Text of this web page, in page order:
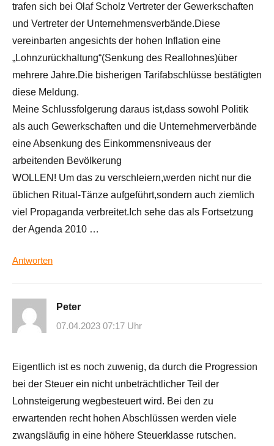
trafen sich bei Olaf Scholz Vertreter der Gewerkschaften
und Vertreter der Unternehmensverbände.Diese
vereinbarten angesichts der hohen Inflation eine
„Lohnzurückhaltung“(Senkung des Reallohnes)über
mehrere Jahre.Die bisherigen Tarifabschlüsse bestätigten
diese Meldung.
Meine Schlussfolgerung daraus ist,dass sowohl Politik
als auch Gewerkschaften und die Unternehmerverbände
eine Absenkung des Einkommensniveaus der
arbeitenden Bevölkerung
WOLLEN! Um das zu verschleiern,werden nicht nur die
üblichen Ritual-Tänze aufgeführt,sondern auch ziemlich
viel Propaganda verbreitet.Ich sehe das als Fortsetzung
der Agenda 2010 …
Antworten
Peter
07.04.2023 07:17 Uhr
Eigentlich ist es noch zuwenig, da durch die Progression
bei der Steuer ein nicht unbeträchtlicher Teil der
Lohnsteigerung wegbesteuert wird. Bei den zu
erwartenden recht hohen Abschlüssen werden viele
zwangsläufig in eine höhere Steuerklasse rutschen.